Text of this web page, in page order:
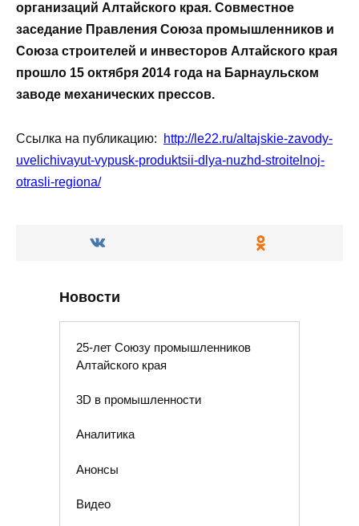
организаций Алтайского края. Совместное
заседание Правления Союза промышленников и
Союза строителей и инвесторов Алтайского края
прошло 15 октября 2014 года на Барнаульском
заводе механических прессов.
Ссылка на публикацию:
http://le22.ru/altajskie-zavody-
uvelichivayut-vypusk-produktsii-dlya-nuzhd-stroitelnoj-
otrasli-regiona/
Новости
25-лет Союзу промышленников
Алтайского края
3D в промышленности
Аналитика
Анонсы
Видео